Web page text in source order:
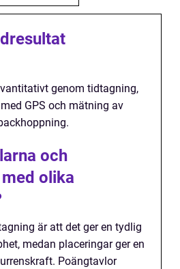
genom tidtagning,
GPS och mätning av
och
olika
är att det ger en tydlig
medan placeringar ger en
Poängtavlor